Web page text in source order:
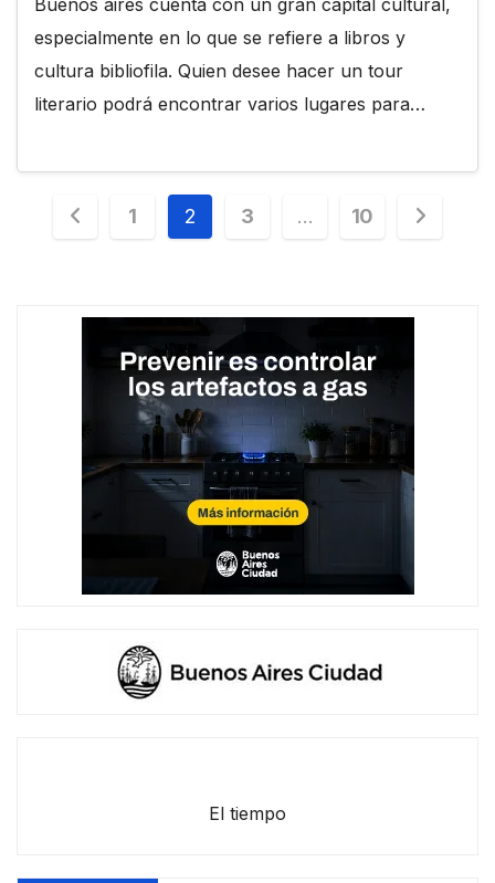
Buenos aires cuenta con un gran capital cultural,
especialmente en lo que se refiere a libros y
cultura bibliofila. Quien desee hacer un tour
literario podrá encontrar varios lugares para…
Paginación
entradas
1 2 3 … 10
El tiempo